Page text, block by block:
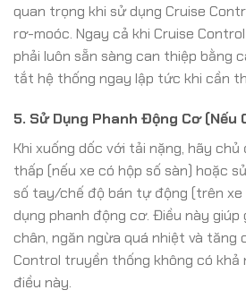
quan trọng khi sử dụng Cruise
rơ-moóc. Ngay cả khi Cruise
phải luôn sẵn sàng can thiệp bằng
tắt hệ thống ngay lập tức khi cần
5. Sử Dụng Phanh Động Cơ (Nếu
Khi xuống dốc với tải nặng, hãy
thấp (nếu xe có hộp số sàn) hoặc
số tay/chế độ bán tự động (trên
dụng phanh động cơ. Điều này giúp
chân, ngăn ngừa quá nhiệt và tăng
Control truyền thống không có khả
điều này.